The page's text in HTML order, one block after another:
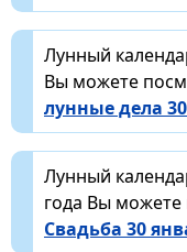
Лунный
Вы можете
лунные дела
Лунный
года Вы можете
Свадьба 30